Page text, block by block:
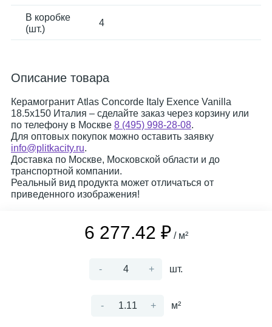
В коробке
(шт.)
4
Описание товара
Керамогранит Atlas Concorde Italy Exence Vanilla
18.5x150 Италия – сделайте заказ через корзину или
по телефону в Москве 8 (495) 998-28-08.
Для оптовых покупок можно оставить заявку
info@plitkacity.ru.
Доставка по Москве, Московской области и до
транспортной компании.
Реальный вид продукта может отличаться от
приведенного изображения!
6 277.42 ₽ / м²
- + шт.
- + м²